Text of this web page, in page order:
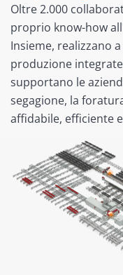
Oltre 2.000
proprio know-how
Insieme, realizzano
produzione
supportano le
segagione, la
affidabile, efficiente